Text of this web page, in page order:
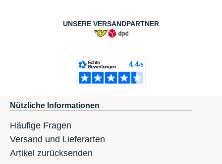
UNSERE VERSANDPARTNER
Nützliche Informationen
Häufige Fragen
Versand und Lieferarten
Artikel zurücksenden